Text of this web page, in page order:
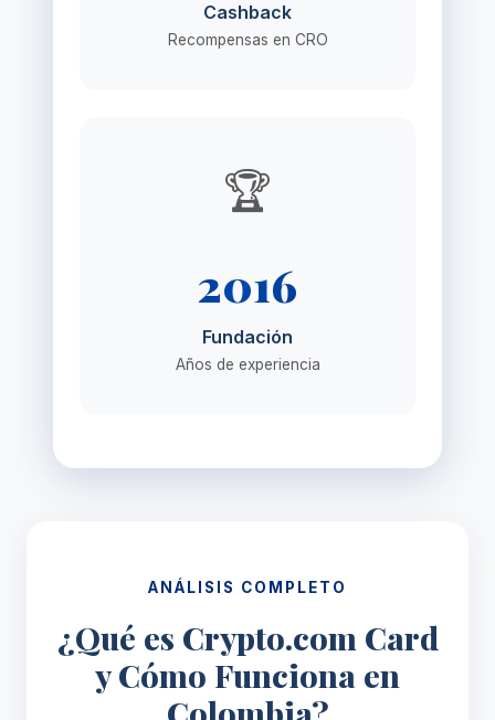
Cashback
Recompensas en CRO
🏆
2016
Fundación
Años de experiencia
ANÁLISIS COMPLETO
¿Qué es Crypto.com Card
y Cómo Funciona en